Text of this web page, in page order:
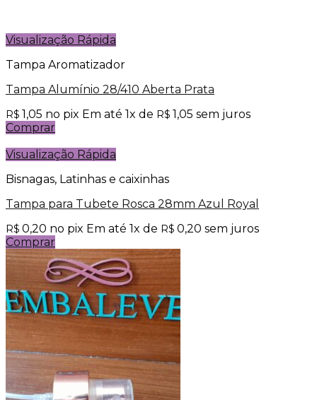
Visualização Rápida
Tampa Aromatizador
Tampa Alumínio 28/410 Aberta Prata
R$ 1,05 no pix Em até 1x de R$ 1,05 sem juros
Comprar
Visualização Rápida
Bisnagas, Latinhas e caixinhas
Tampa para Tubete Rosca 28mm Azul Royal
R$ 0,20 no pix Em até 1x de R$ 0,20 sem juros
Comprar